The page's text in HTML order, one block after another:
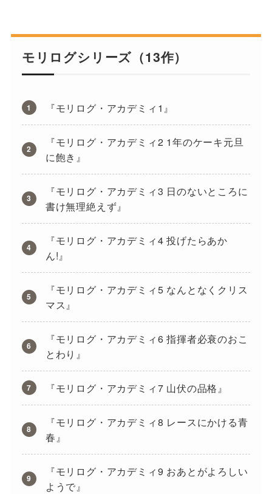
モリログシリーズ（13作）
『モリログ・アカデミィ1』
『モリログ・アカデミィ2 1年のケーキ元旦
に飽き』
『モリログ・アカデミィ3 日のないところに
書け無理絶えず』
『モリログ・アカデミィ4 投げたらあか
ん!』
『モリログ・アカデミィ5 なんとなくクリス
マス』
『モリログ・アカデミィ6 指揮者必衰のおこ
とわり』
『モリログ・アカデミィ7 山伏の品格』
『モリログ・アカデミィ8 レースにかける青
春』
『モリログ・アカデミィ9 おあとがよろしい
ようで』